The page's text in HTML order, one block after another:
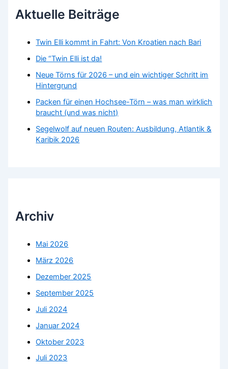
:Aktuelle Beiträge
Twin Elli kommt in Fahrt: Von Kroatien nach Bari
Die “Twin Elli ist da!
Neue Törns für 2026 – und ein wichtiger Schritt im
Hintergrund
Packen für einen Hochsee-Törn – was man wirklich
braucht (und was nicht)
Segelwolf auf neuen Routen: Ausbildung, Atlantik &
Karibik 2026
Archiv
Mai 2026
März 2026
Dezember 2025
September 2025
Juli 2024
Januar 2024
Oktober 2023
Juli 2023